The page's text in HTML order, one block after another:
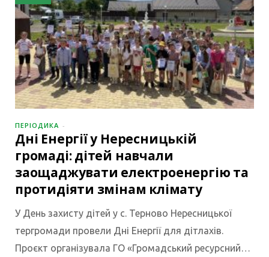
ПЕРІОДИКА
Дні Енергії у Нересницькій
громаді: дітей навчали
заощаджувати електроенергію та
протидіяти змінам клімату
У День захисту дітей у с. Терново Нересницької
тергромади провели Дні Енергії для дітлахів.
Проєкт організувала ГО «Громадський ресурсний…